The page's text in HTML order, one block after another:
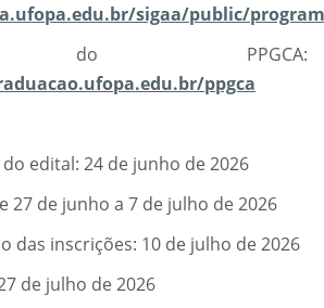
sigaa/public/
do PPGCA:
ppgca
edital: 24 de junho de 2026
27 de junho a 7 de julho de 2026
das inscrições: 10 de julho de 2026
de julho de 2026